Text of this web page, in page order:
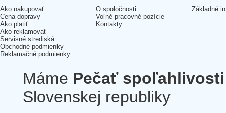
Ako nakupovať
Cena dopravy
Ako platiť
Ako reklamovať
Servisné strediská
Obchodné podmienky
Reklamačné podmienky
O spoločnosti
Voľné pracovné pozície
Kontakty
Základné
Máme Pečať spoľahlivosti
Slovenskej republiky